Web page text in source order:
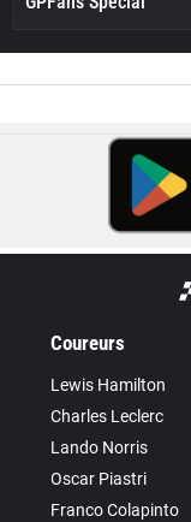
Coureurs
Lewis Hamilton
Charles Leclerc
Lando Norris
Oscar Piastri
Franco Colapinto